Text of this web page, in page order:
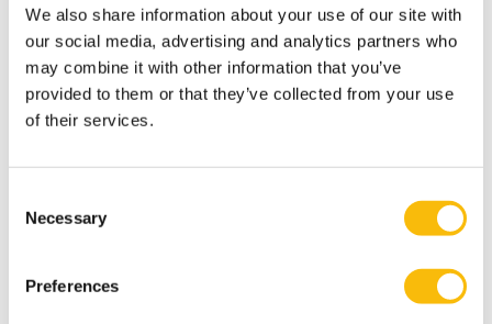
We also share information about your use of our site with
our social media, advertising and analytics partners who
may combine it with other information that you’ve
provided to them or that they’ve collected from your use
of their services.
Selection
Necessary
Preferences
plat en loop je gevaar de droom kwijt te raken. Je hoeft
niet met de hele organisatie tegelijk stappen te zetten,
iedereen loopt in zijn eigen tempo. Laat dat gebeuren,
blijf de droom vormgeven en zet de juiste tools in.
ook feed forward: maak scenario’s om die droom
Schelhaas: “Bij die droom past weer een andere
mensen in flow? Welke elementen helpen om mensen